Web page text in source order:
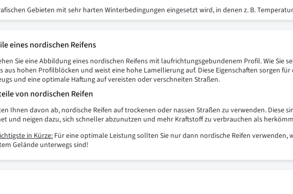
Gebieten mit sehr harten Winterbedingungen eingesetzt wird, in denen z. B.
eines nordischen Reifens
Sie eine Abbildung eines nordischen Reifens mit laufrichtungsgebundenem Profil. Wie Sie
aus hohen Profilblöcken und weist eine hohe Lamellierung auf. Diese Eigenschaften sorgen
und eine optimale Haftung auf vereisten oder verschneiten Straßen.
von nordischen Reifen
Ihnen davon ab, nordische Reifen auf trockenen oder nassen Straßen zu verwenden. Diese
und neigen dazu, sich schneller abzunutzen und mehr Kraftstoff zu verbrauchen als
in Kürze:Für eine optimale Leistung sollten Sie nur dann nordische Reifen verwenden,
Gelände unterwegs sind!